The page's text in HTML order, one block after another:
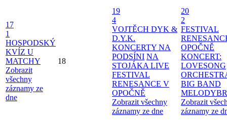
17
1
HOSPODSKÝ
KVÍZ U
MATCHY
Zobrazit
všechny
záznamy ze
dne
18
19
4
VOJTĚCH DYK &
D.Y.K.
KONCERTY NA
PODSÍNI NA
STOJÁKA LIVE
FESTIVAL
RENESANCE V
OPOČNĚ
Zobrazit všechny
záznamy ze dne
20
2
FESTIVAL
OPOČNĚ
KONCERT:
LOVESONG
BIG BAND
Zobrazit
záznamy ze